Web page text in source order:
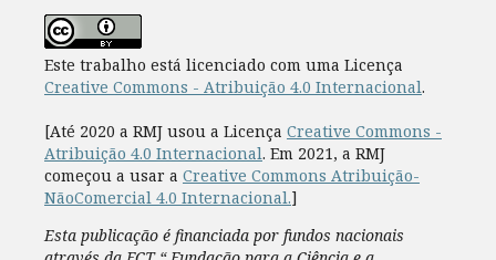
Este trabalho está licenciado com uma Licença
Creative Commons - Atribuição 4.0 Internacional.
[Até 2020 a RMJ usou a Licença Creative Commons -
Atribuição 4.0 Internacional. Em 2021, a RMJ
começou a usar a Creative Commons Atribuição-
NãoComercial 4.0 Internacional.]
Esta publicação é financiada por fundos nacionais